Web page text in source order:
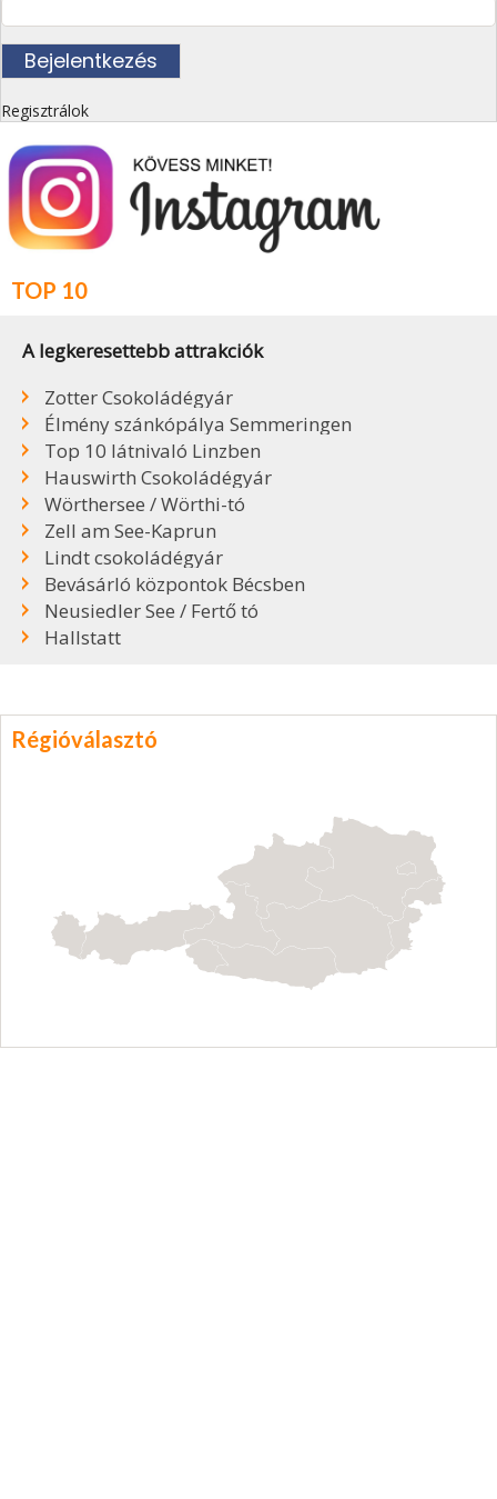
Regisztrálok
TOP 10
A legkeresettebb attrakciók
Zotter Csokoládégyár
Élmény szánkópálya Semmeringen
Top 10 látnivaló Linzben
Hauswirth Csokoládégyár
Wörthersee / Wörthi-tó
Zell am See-Kaprun
Lindt csokoládégyár
Bevásárló központok Bécsben
Neusiedler See / Fertő tó
Hallstatt
Régióválasztó